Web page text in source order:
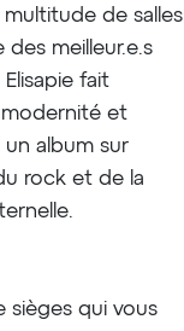
de salles
meilleur.e.s
fait
modernité et
un album sur
rock et de la
sièges qui vous